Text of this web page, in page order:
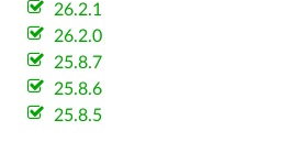
26.2.1
26.2.0
25.8.7
25.8.6
25.8.5